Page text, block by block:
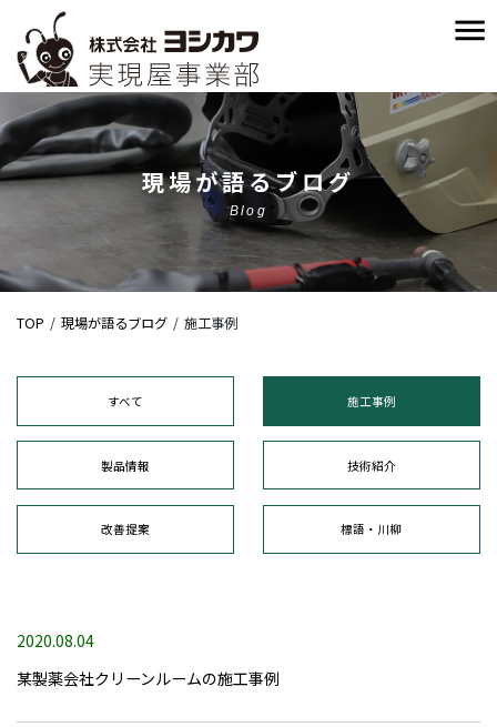
現場が語るブログ
Blog
TOP 現場が語るブログ 施工事例
すべて 施工事例
製品情報 技術紹介
改善提案 標語・川柳
2020.08.04
某製薬会社クリーンルームの施工事例